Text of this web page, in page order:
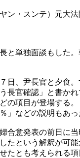
ン・スンテ）元大
と単独面談もした
日、尹長官と夕
長官確認」と書
の項目が登場する
」などの説明もあっ
合意発表の前日に
たという解釈が可
たとも考えられる